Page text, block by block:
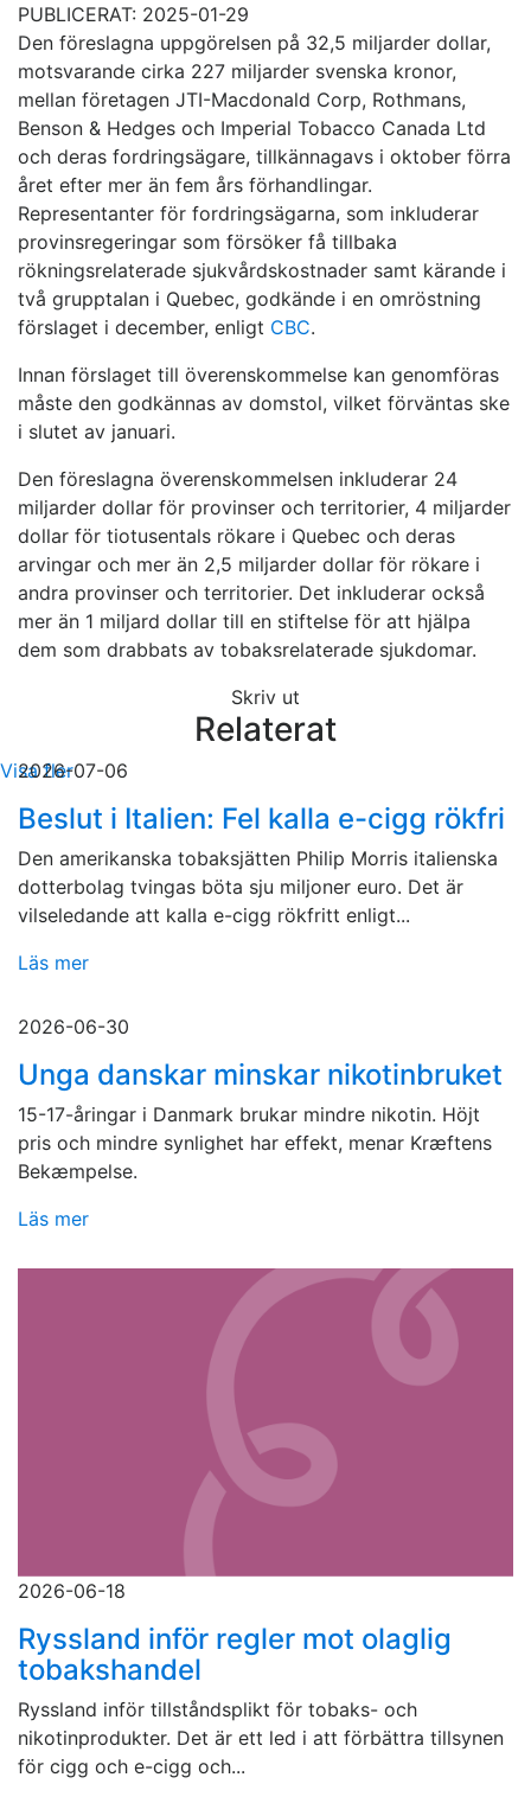
PUBLICERAT: 2025-01-29
Den föreslagna uppgörelsen på 32,5 miljarder dollar,
motsvarande cirka 227 miljarder svenska kronor,
mellan företagen JTI-Macdonald Corp, Rothmans,
Benson & Hedges och Imperial Tobacco Canada Ltd
och deras fordringsägare, tillkännagavs i oktober förra
året efter mer än fem års förhandlingar.
Representanter för fordringsägarna, som inkluderar
provinsregeringar som försöker få tillbaka
rökningsrelaterade sjukvårdskostnader samt kärande i
två grupptalan i Quebec, godkände i en omröstning
förslaget i december, enligt CBC.
Innan förslaget till överenskommelse kan genomföras
måste den godkännas av domstol, vilket förväntas ske
i slutet av januari.
Den föreslagna överenskommelsen inkluderar 24
miljarder dollar för provinser och territorier, 4 miljarder
dollar för tiotusentals rökare i Quebec och deras
arvingar och mer än 2,5 miljarder dollar för rökare i
andra provinser och territorier. Det inkluderar också
mer än 1 miljard dollar till en stiftelse för att hjälpa
dem som drabbats av tobaksrelaterade sjukdomar.
Skriv ut
Relaterat
2026-07-06
Beslut i Italien: Fel kalla e-cigg rökfri
Den amerikanska tobaksjätten Philip Morris italienska
dotterbolag tvingas böta sju miljoner euro. Det är
vilseledande att kalla e-cigg rökfritt enligt...
Läs mer
2026-06-30
Unga danskar minskar nikotinbruket
15-17-åringar i Danmark brukar mindre nikotin. Höjt
pris och mindre synlighet har effekt, menar Kræftens
Bekæmpelse.
Läs mer
2026-06-18
Ryssland inför regler mot olaglig
tobakshandel
Ryssland inför tillståndsplikt för tobaks- och
nikotinprodukter. Det är ett led i att förbättra tillsynen
för cigg och e-cigg och...
Visa fler